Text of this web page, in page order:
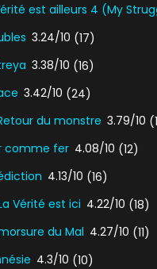
Vérité est ailleurs 4 (My
3.24/10 (17)
3.38/10 (16)
3.42/10 (24)
Retour du monstre 3.79/10
comme fer 4.08/10 (12)
4.13/10 (16)
Vérité est ici 4.22/10 (18)
du Mal 4.27/10 (11)
4.3/10 (10)